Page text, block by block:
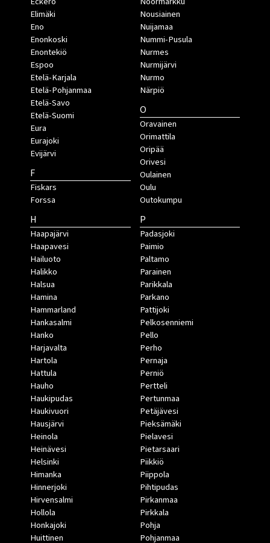
Elimäki
Eno
Enonkoski
Enontekiö
Espoo
Etelä-Karjala
Etelä-Pohjanmaa
Etelä-Savo
Etelä-Suomi
Eura
Eurajoki
Evijärvi
F
Fiskars
Forssa
H
Haapajärvi
Haapavesi
Hailuoto
Halikko
Halsua
Hamina
Hammarland
Hankasalmi
Hanko
Harjavalta
Hartola
Hattula
Hauho
Haukipudas
Haukivuori
Hausjärvi
Heinola
Heinävesi
Helsinki
Himanka
Hinnerjoki
Hirvensalmi
Hollola
Honkajoki
Huittinen
Nousiainen
Nuijamaa
Nummi-Pusula
Nurmes
Nurmijärvi
Nurmo
Närpiö
O
Oravainen
Orimattila
Oripää
Orivesi
Oulainen
Oulu
Outokumpu
P
Padasjoki
Paimio
Paltamo
Parainen
Parikkala
Parkano
Pattijoki
Pelkosenniemi
Pello
Perho
Pernaja
Perniö
Pertteli
Pertunmaa
Petäjävesi
Pieksämäki
Pielavesi
Pietarsaari
Piikkiö
Piippola
Pihtipudas
Pirkanmaa
Pirkkala
Pohja
Pohjanmaa